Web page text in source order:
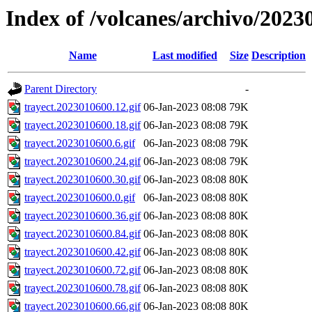
Index of /volcanes/archivo/
Name Last modified Size Description
Parent Directory
-
trayect.2023010600.12.gif 06-Jan-2023 08:08 79K
trayect.2023010600.18.gif 06-Jan-2023 08:08 79K
trayect.2023010600.6.gif
06-Jan-2023 08:08 79K
trayect.2023010600.24.gif 06-Jan-2023 08:08 79K
trayect.2023010600.30.gif 06-Jan-2023 08:08 80K
trayect.2023010600.0.gif
06-Jan-2023 08:08 80K
trayect.2023010600.36.gif 06-Jan-2023 08:08 80K
trayect.2023010600.84.gif 06-Jan-2023 08:08 80K
trayect.2023010600.42.gif 06-Jan-2023 08:08 80K
trayect.2023010600.72.gif 06-Jan-2023 08:08 80K
trayect.2023010600.78.gif 06-Jan-2023 08:08 80K
trayect.2023010600.66.gif 06-Jan-2023 08:08 80K